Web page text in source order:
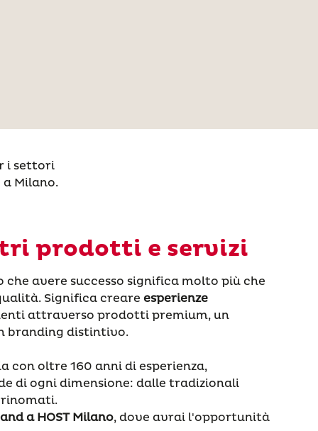
i settori
a Milano.
prodotti e servizi
che avere successo significa molto più che
Significa creare esperienze
attraverso prodotti premium, un
branding distintivo.
con oltre 160 anni di esperienza,
di ogni dimensione: dalle tradizionali
a HOST Milano, dove avrai l'opportunità